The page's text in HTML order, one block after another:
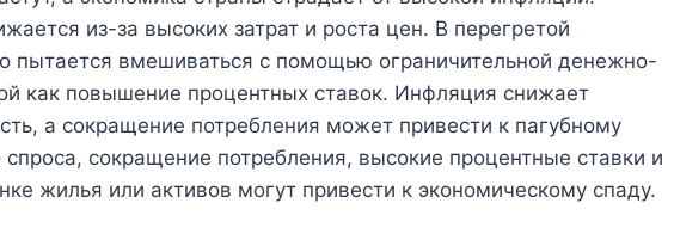
из-за высоких затрат и роста цен. В перегретой
пытается вмешиваться с помощью ограничительной денежно-
как повышение процентных ставок. Инфляция снижает
а сокращение потребления может привести к пагубному
сокращение потребления, высокие процентные ставки и
жилья или активов могут привести к экономическому спаду.